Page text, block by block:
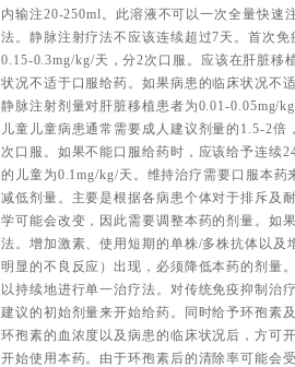
内输注20-250ml。此溶液不可以一次全量快速
法。静脉注射疗法不应该连续超过7天。首次
0.15-0.3mg/kg/天，分2次口服。应该在肝脏移
状况不适于口服给药。如果病患的临床状况不
静脉注射剂量对肝脏移植患者为0.01-0.05mg/
儿童儿童病患通常需要成人建议剂量的1.5-2
次口服。如果不能口服给药时，应该给予连续
的儿童为0.1mg/kg/天。维持治疗需要口服本
减低剂量。主要是根据各病患个体对于排斥及
学可能会改变，因此需要调整本药的剂量。如
法。增加激素、使用短期的单株/多株抗体以
明显的不良反应）出现，必须降低本药的剂量
以持续地进行单一治疗法。对传统免疫抑制治
建议的初始剂量来开始给药。同时给予环孢素
环孢素的血浓度以及病患的临床状况后，方可
开始使用本药。由于环孢素后的清除率可能会